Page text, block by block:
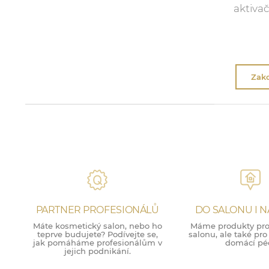
PARTNER PROFESIONÁLŮ
Máte kosmetický salon, nebo ho
teprve budujete? Podívejte se,
jak pomáháme profesionálům v
jejich podnikání.
DO SALONU I
Máme produkty
salonu, ale také
domácí